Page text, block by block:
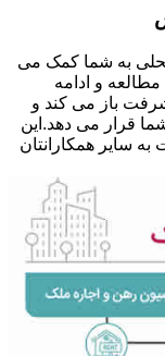
به شما کمک می
و ادامه
باز می کند و
قرار می دهد.این
سایر همکارانتان